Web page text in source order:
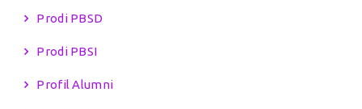
Prodi PBSD
Prodi PBSI
Profil Alumni